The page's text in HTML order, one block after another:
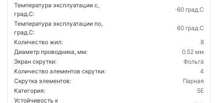
Температура эксплуатации с,
град.C:
-60 град.C
Температура эксплуатации по,
град.C:
60 град.C
Количество жил:
8
Диаметр проводника, мм:
0.52 мм
Экран скрутки:
Фольга
Количество элементов скрутки:
4
Скрутка элементов:
Парная
Категория:
5E
Устойчивость к